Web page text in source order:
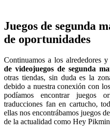
Juegos de segunda
de oportunidades
Continuamos a los alrededores
de videojuegos de segunda
otras tiendas, sin duda es la
debido a nuestra conexión con
podíamos encontrar juegos
traducciones fan en cartucho,
ellas nos encontrábamos juegos
de la actualidad como Hey